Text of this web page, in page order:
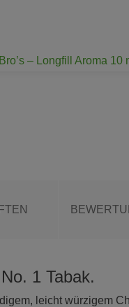
1 Tabak.
leicht würzigem